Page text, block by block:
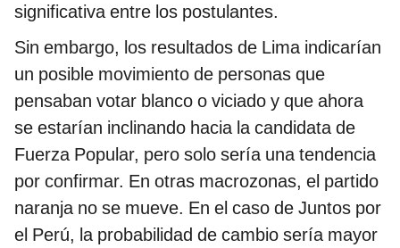
significativa entre los postulantes.
Sin embargo, los resultados de Lima indicarían
un posible movimiento de personas que
pensaban votar blanco o viciado y que ahora
se estarían inclinando hacia la candidata de
Fuerza Popular, pero solo sería una tendencia
por confirmar. En otras macrozonas, el partido
naranja no se mueve. En el caso de Juntos por
el Perú, la probabilidad de cambio sería mayor